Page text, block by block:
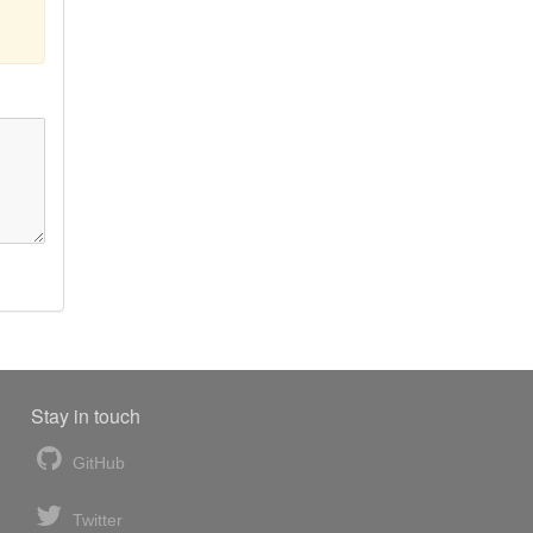
Stay in touch
GitHub
Twitter